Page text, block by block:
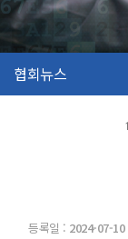
협회뉴스
등록일 : 2024-07-10